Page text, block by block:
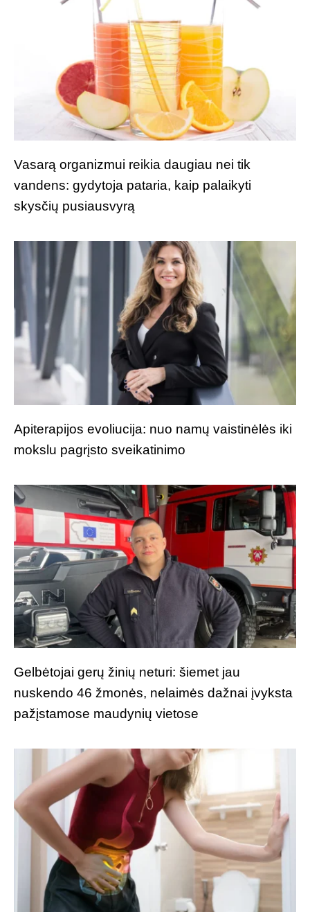
Vasarą organizmui reikia daugiau nei tik
vandens: gydytoja pataria, kaip palaikyti
skysčių pusiausvyrą
Apiterapijos evoliucija: nuo namų vaistinėlės iki
mokslu pagrįsto sveikatinimo
Gelbėtojai gerų žinių neturi: šiemet jau
nuskendo 46 žmonės, nelaimės dažnai įvyksta
pažįstamose maudynių vietose